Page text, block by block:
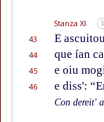
Stanza XI
43 E
44 que ían
45 e oiu
46 e diss':
Con dereit'